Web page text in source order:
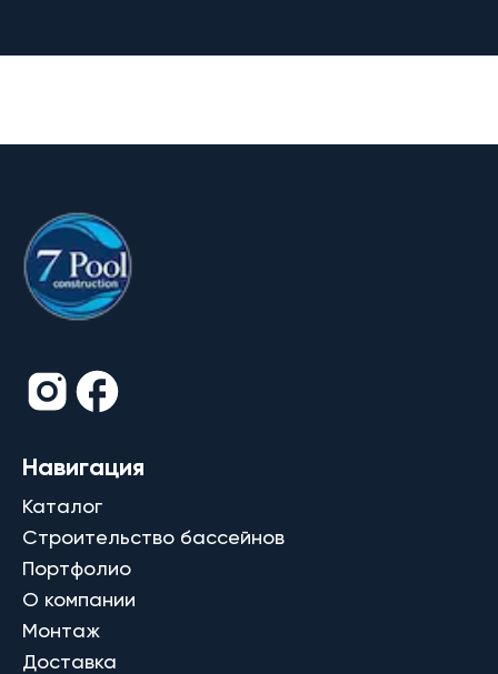
Навигация
Каталог
Строительство бассейнов
Портфолио
О компании
Монтаж
Доставка